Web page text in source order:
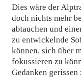
Dies wäre der
doch nichts mehr
abtauchen und
zu entwickelnde
können, sich über
fokussieren zu
Gedanken gerissen